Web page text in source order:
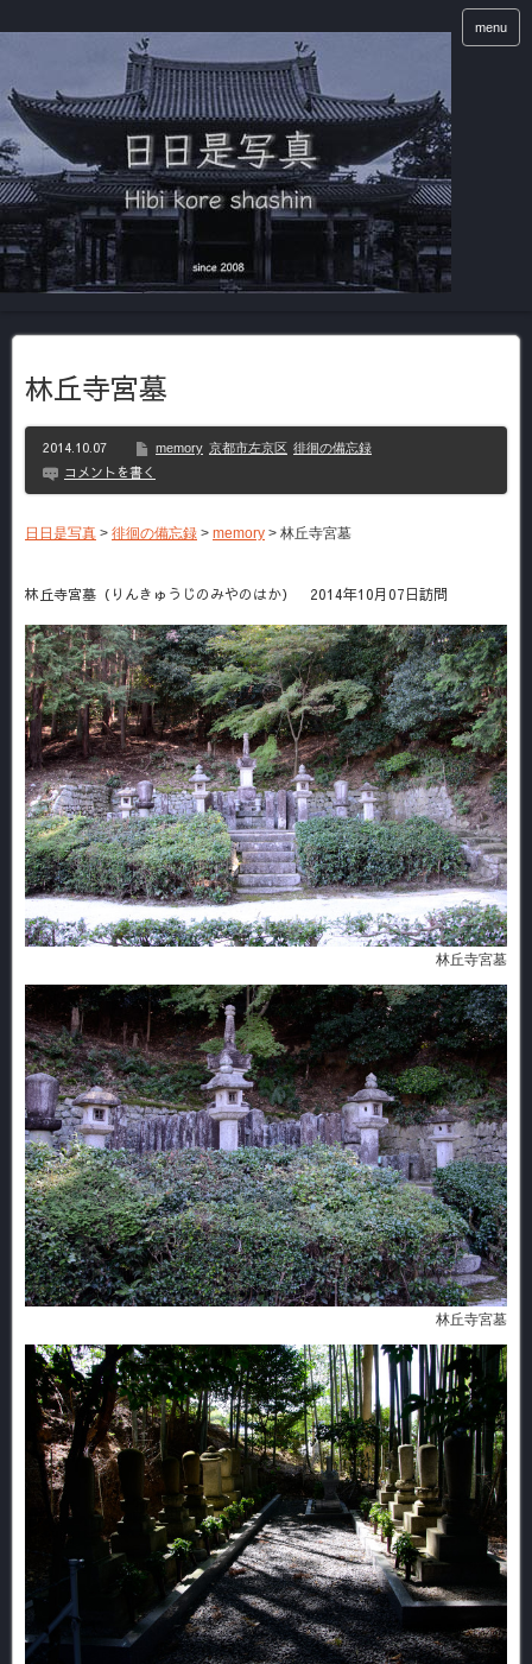
menu
林丘寺宮墓
2014.10.07 memory 京都市左京区 徘徊の備忘録
コメントを書く
日日是写真 > 徘徊の備忘録 > memory > 林丘寺宮墓
林丘寺宮墓（りんきゅうじのみやのはか） 2014年10月07日訪問
林丘寺宮墓
林丘寺宮墓